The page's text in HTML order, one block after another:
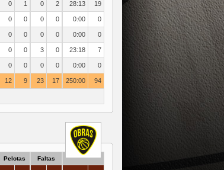
0 1 0 2 28:13 19
0 0 0 0 0:00 0
0 0 0 0 0:00 0
0 0 3 0 23:18 7
0 0 0 0 0:00 0
12 9 23 17 250:00 94
Pelotas Faltas